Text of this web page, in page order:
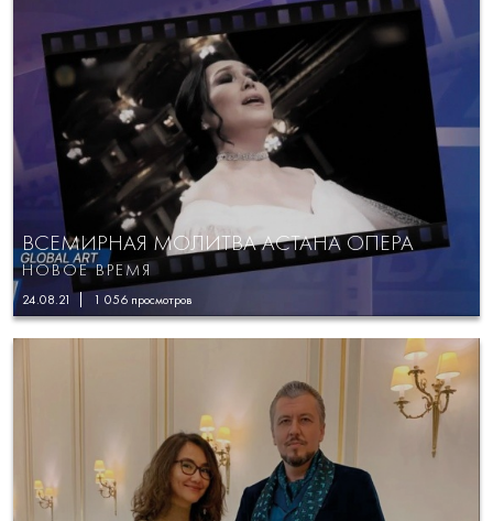
ВСЕМИРНАЯ МОЛИТВА АСТАНА ОПЕРА
НОВОЕ ВРЕМЯ
24.08.21 1 056 просмотров